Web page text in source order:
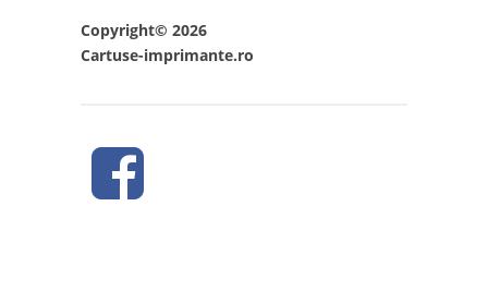
Copyright© 2026
Cartuse-imprimante.ro